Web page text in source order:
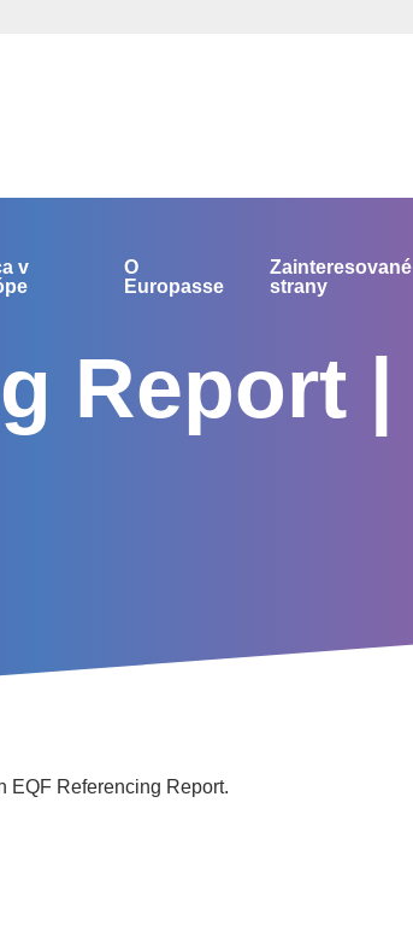
v
O
Europasse
Zainteresované
strany
Report |
EQF Referencing Report.